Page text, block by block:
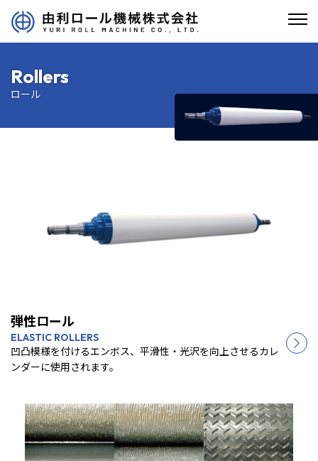
Rollers
ロール
弾性ロール
ELASTIC ROLLERS
凹凸模様を付けるエンボス、平滑性・光沢を向上させるカレ
ンダーに使用されます。